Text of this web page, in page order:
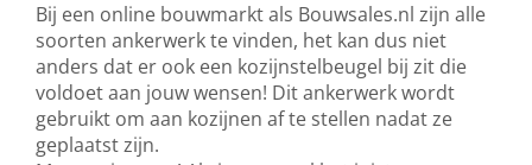
Bij een online bouwmarkt als Bouwsales.nl zijn alle
soorten ankerwerk te vinden, het kan dus niet
anders dat er ook een kozijnstelbeugel bij zit die
voldoet aan jouw wensen! Dit ankerwerk wordt
gebruikt om aan kozijnen af te stellen nadat ze
geplaatst zijn.